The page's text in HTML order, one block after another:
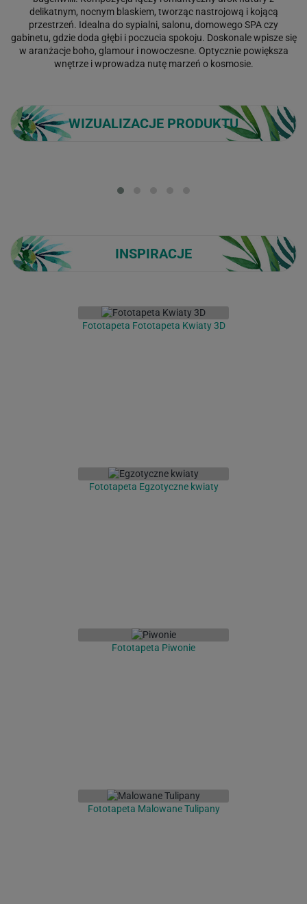
delikatnym, nocnym blaskiem, tworząc nastrojową i kojącą
przestrzeń. Idealna do sypialni, salonu, domowego SPA czy
gabinetu, gdzie doda głębi i poczucia spokoju. Doskonale wpisze się
w aranżacje boho, glamour i nowoczesne. Optycznie powiększa
wnętrze i wprowadza nutę marzeń o kosmosie.
WIZUALIZACJE PRODUKTU
INSPIRACJE
Fototapeta Fototapeta Kwiaty 3D
Fototapeta Egzotyczne kwiaty
Fototapeta Piwonie
Fototapeta Malowane Tulipany